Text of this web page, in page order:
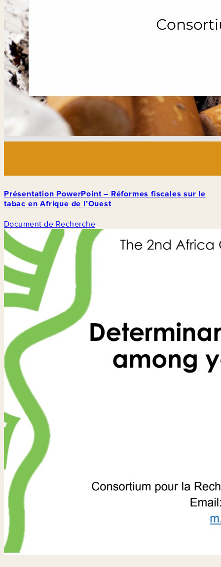
Présentation PowerPoint – Réformes fiscales sur le
tabac en Afrique de l’Ouest
Document de Recherche